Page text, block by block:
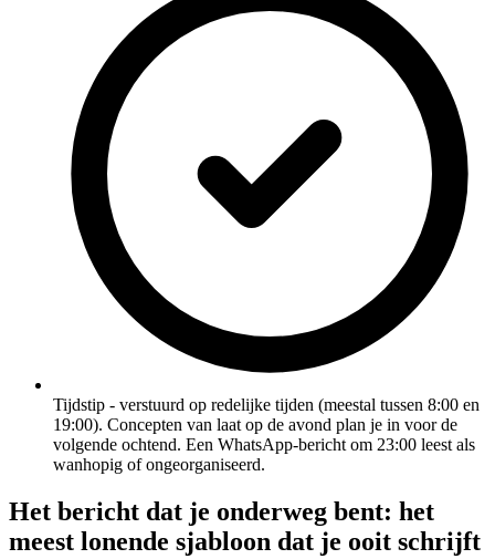
Tijdstip - verstuurd op redelijke tijden (meestal tussen 8:00 en
19:00). Concepten van laat op de avond plan je in voor de
volgende ochtend. Een WhatsApp-bericht om 23:00 leest als
wanhopig of ongeorganiseerd.
Het bericht dat je onderweg bent: het
meest lonende sjabloon dat je ooit schrijft